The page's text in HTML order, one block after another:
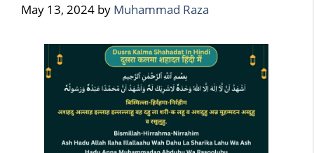
May 13, 2024 by Muhammad Raza